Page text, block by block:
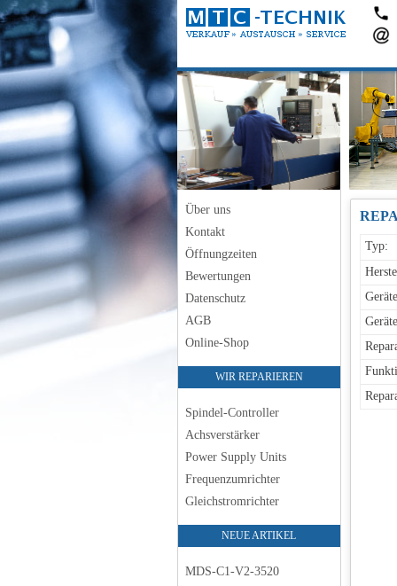
Über uns
Kontakt
Öffnungzeiten
Bewertungen
Datenschutz
AGB
Online-Shop
WIR REPARIEREN
Spindel-Controller
Achsverstärker
Power Supply Units
Frequenzumrichter
Gleichstromrichter
NEUE ARTIKEL
MDS-C1-V2-3520
Typ: